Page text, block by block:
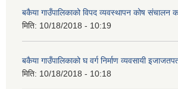
बकैया गाउँपालिकाको विपद व्यवस्थापन कोष संचालन
मिति: 10/18/2018 - 10:19
बकैया गाउँपालिकाको घ वर्ग निर्माण व्यवसायी
मिति: 10/18/2018 - 10:18